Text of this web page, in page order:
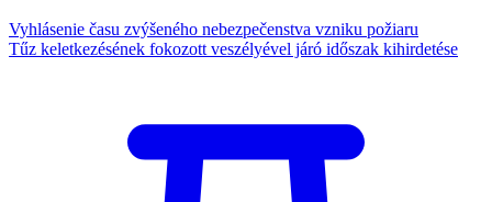
Vyhlásenie času zvýšeného nebezpečenstva vzniku požiaru
Tűz keletkezésének fokozott veszélyével járó időszak kihirdetése